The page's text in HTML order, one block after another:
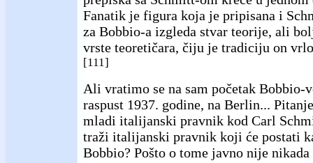
Fanatik je figura koja je pripisana i
za Bobbio-a izgleda stvar teorije, ali
vrste teoretičara, čiju je tradiciju on
[111]
Ali vratimo se na sam početak Bobbio-
raspust 1937. godine, na Berlin...
mladi italijanski pravnik kod Carl
traži italijanski pravnik koji će postati
Bobbio? Pošto o tome javno nije nikada